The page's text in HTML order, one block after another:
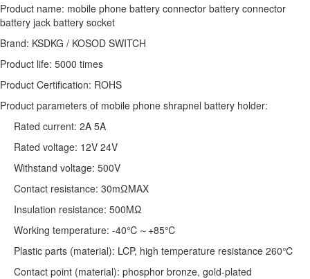
Product name: mobile phone battery connector battery connector
battery jack battery socket
Brand: KSDKG / KOSOD SWITCH
Product life: 5000 times
Product Certification: ROHS
Product parameters of mobile phone shrapnel battery holder:
Rated current: 2A 5A
Rated voltage: 12V 24V
Withstand voltage: 500V
Contact resistance: 30mΩMAX
Insulation resistance: 500MΩ
Working temperature: -40℃～+85℃
Plastic parts (material): LCP, high temperature resistance 260℃
Contact point (material): phosphor bronze, gold-plated